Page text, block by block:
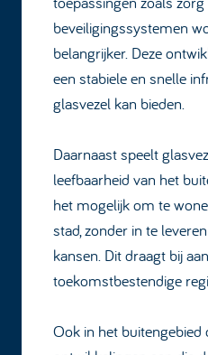
beveiligingssystemen
belangrijker. Deze
een stabiele en snelle
glasvezel kan bieden.
Daarnaast speelt
leefbaarheid van het
het mogelijk om te
stad, zonder in te
kansen. Dit draagt bij
toekomstbestendige
Ook in het buitengebied